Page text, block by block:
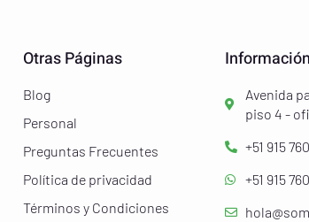
Otras Páginas
Blog
Personal
Preguntas Frecuentes
Política de privacidad
Términos y Condiciones
Avenida
piso 4 -
+51 915
+51 915